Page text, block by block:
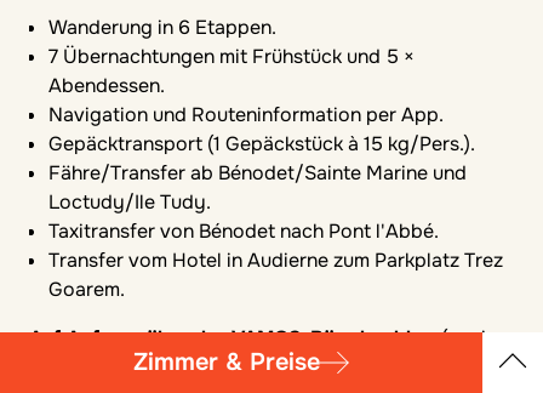
Zimmer & Preise
Wanderung in 6 Etappen.
7 Übernachtungen mit Frühstück und 5 ×
Abendessen.
Navigation und Routeninformation per App.
Gepäcktransport (1 Gepäckstück à 15 kg/Pers.).
Fähre/Transfer ab Bénodet/Sainte Marine und
Loctudy/Ile Tudy.
Taxitransfer von Bénodet nach Pont l'Abbé.
Transfer vom Hotel in Audierne zum Parkplatz Trez
Goarem.
Auf Anfrage über das VAMOS-Büro buchbar(nur im
Voraus überkontakt@vamos-reisen.de